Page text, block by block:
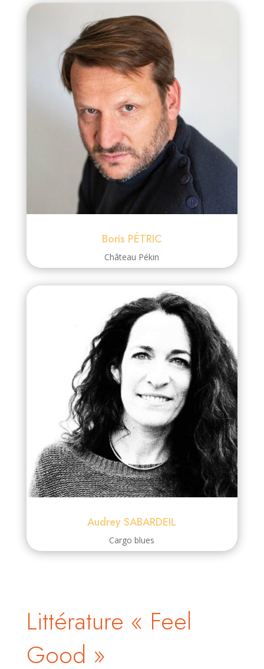
Boris PÉTRIC
Château Pékin
Audrey SABARDEIL
Cargo blues
Littérature « Feel
Good »